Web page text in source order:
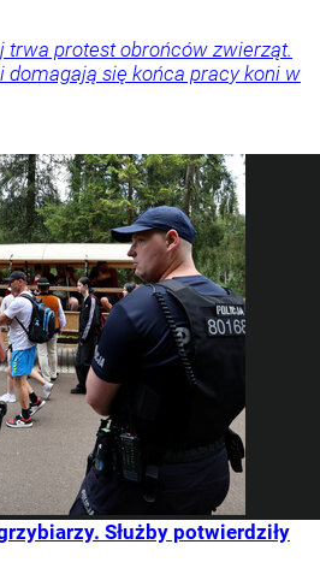
trwa protest obrońców zwierząt.
się końca pracy koni w
Służby potwierdziły